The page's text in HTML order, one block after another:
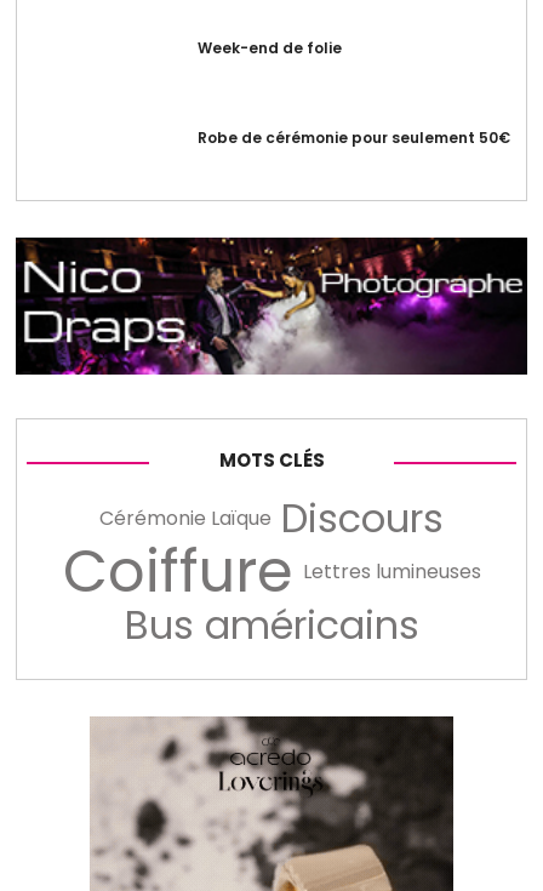
Week-end de folie
Robe de cérémonie pour seulement 50€
MOTS CLÉS
Cérémonie Laïque Discours
Coiffure Lettres lumineuses
Bus américains